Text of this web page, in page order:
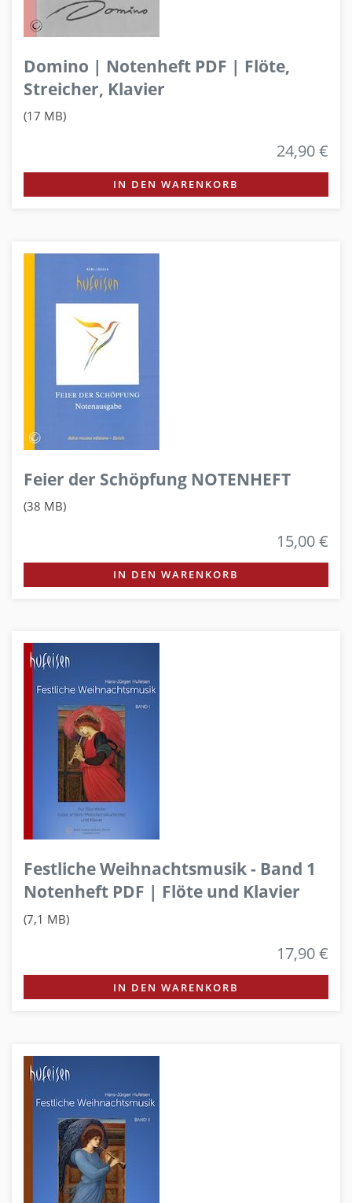
Domino | Notenheft PDF | Flöte,
Streicher, Klavier
(17 MB)
24,90 €
IN DEN WARENKORB
Feier der Schöpfung NOTENHEFT
(38 MB)
15,00 €
IN DEN WARENKORB
Festliche Weihnachtsmusik - Band 1
Notenheft PDF | Flöte und Klavier
(7,1 MB)
17,90 €
IN DEN WARENKORB